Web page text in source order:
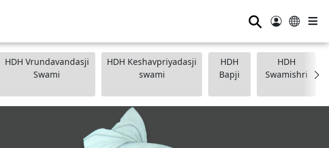
⚲
HDH Vrundavandasji
Swami
HDH Keshavpriyadasji
swami
HDH
Bapji
HDH
Swamishri